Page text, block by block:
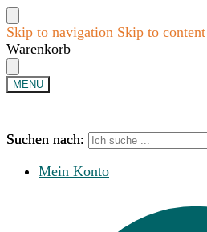
Skip to navigation Skip to content
Warenkorb
MENU
Suchen nach:
Mein Konto
Suchen nach: